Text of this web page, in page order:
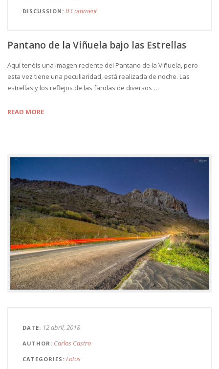
DISCUSSION 0 Comment
Pantano de la Viñuela bajo las Estrellas
Aquí tenéis una imagen reciente del Pantano de la Viñuela, pero
esta vez tiene una peculiaridad, está realizada de noche. Las
estrellas y los reflejos de las farolas de diversos …
READ MORE
DATE 12 abril, 2018
AUTHOR Carlos Castro
CATEGORIES Fotos